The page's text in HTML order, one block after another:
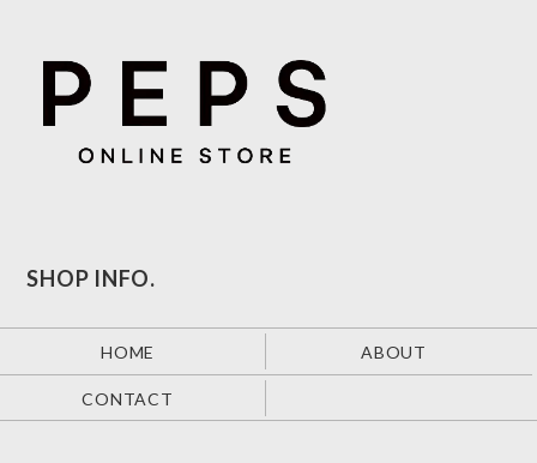
SHOP INFO.
HOME ABOUT
CONTACT